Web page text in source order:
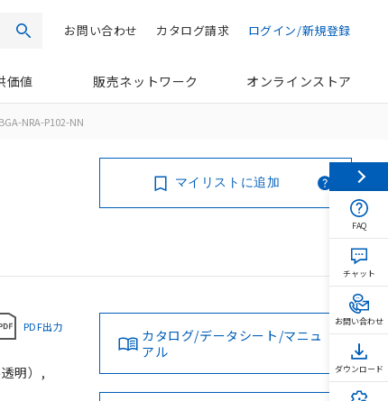
検索 ログイン/新規登録
カタログ請求
お問い合わせ
価値 販売ネットワーク オンラインストア
NRA-P102-NN
マイリストに追加
PDF出力
明）,
カタログ/データシート/マニュ
アル
FAQ
チャット
お問い合わせ
ダウンロード